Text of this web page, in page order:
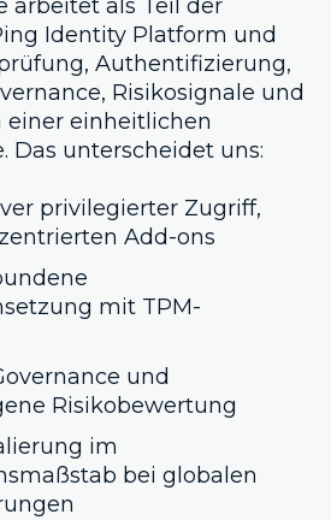
arbeitet als Teil der
Identity Platform und
Authentifizierung,
Risikosignale und
einheitlichen
Das unterscheidet uns:
privilegierter Zugriff,
Add-ons
mit TPM-
und
Risikobewertung
im
bei globalen